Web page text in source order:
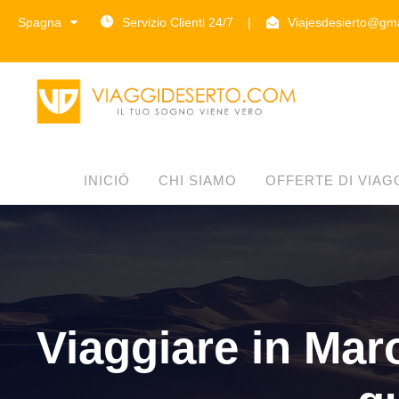
Spagna Servizio Clienti 24/7 |
INICIÓ CHI SIAMO OFFERTE DI
Viaggiare in